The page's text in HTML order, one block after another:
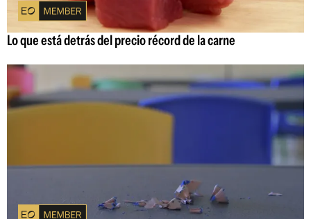
Lo que está detrás del precio récord de la carne